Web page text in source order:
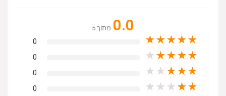
0.0 מִתוֹך 5
★
★
★
★
★
0
★
★
★
★
★
0
★
★
★
★
★
0
★
★
★
★
★
0